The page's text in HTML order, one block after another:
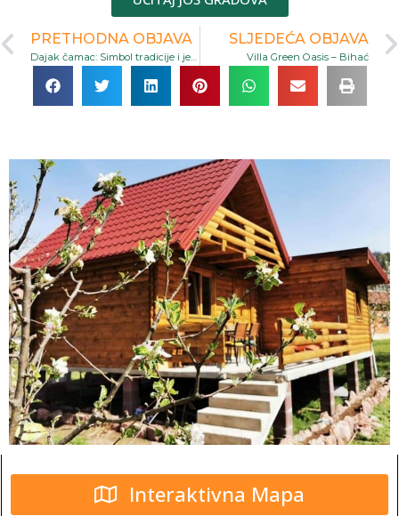
PRETHODNA OBJAVA SLJEDEĆA OBJAVA
Villa Green Oasis – Bihać
Interaktivna Mapa